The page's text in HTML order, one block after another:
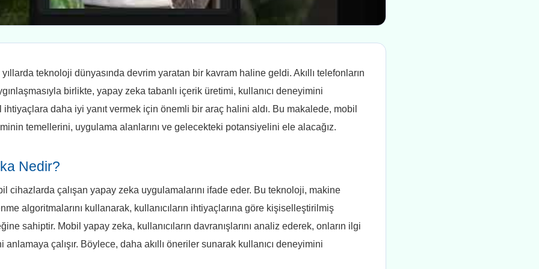
teknoloji dünyasında devrim yaratan bir kavram haline geldi. Akıllı telefonların
birlikte, yapay zeka tabanlı içerik üretimi, kullanıcı deneyimini
daha iyi yanıt vermek için önemli bir araç halini aldı. Bu makalede, mobil
temellerini, uygulama alanlarını ve gelecekteki potansiyelini ele alacağız.
Nedir?
cihazlarda çalışan yapay zeka uygulamalarını ifade eder. Bu teknoloji, makine
algoritmalarını kullanarak, kullanıcıların ihtiyaçlarına göre kişiselleştirilmiş
sahiptir. Mobil yapay zeka, kullanıcıların davranışlarını analiz ederek, onların ilgi
anlamaya çalışır. Böylece, daha akıllı öneriler sunarak kullanıcı deneyimini